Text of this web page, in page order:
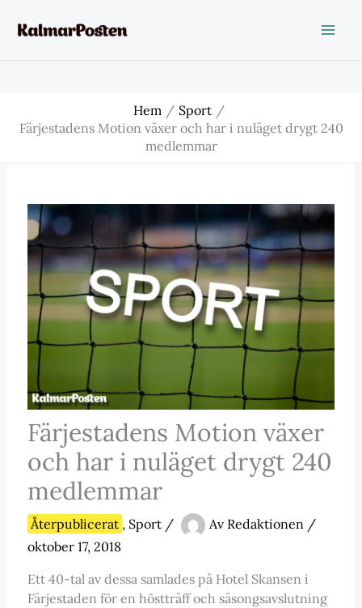
Hem
Sport
Färjestadens Motion växer och har i nuläget drygt 240
medlemmar
Färjestadens Motion växer
och har i nuläget drygt 240
medlemmar
Återpublicerat , Sport/ Av Redaktionen /
oktober 17, 2018
Ett 40-tal av dessa samlades på Hotel Skansen i
Färjestaden för en höstträff och säsongsavslutning